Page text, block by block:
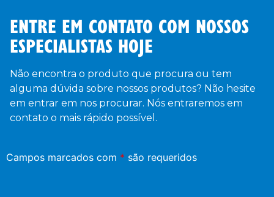
ENTRE EM CONTATO COM NOSSOS
ESPECIALISTAS HOJE
Não encontra o produto que procura ou tem
alguma dúvida sobre nossos produtos? Não hesite
em entrar em nos procurar. Nós entraremos em
contato o mais rápido possível.
Campos marcados com * são requeridos